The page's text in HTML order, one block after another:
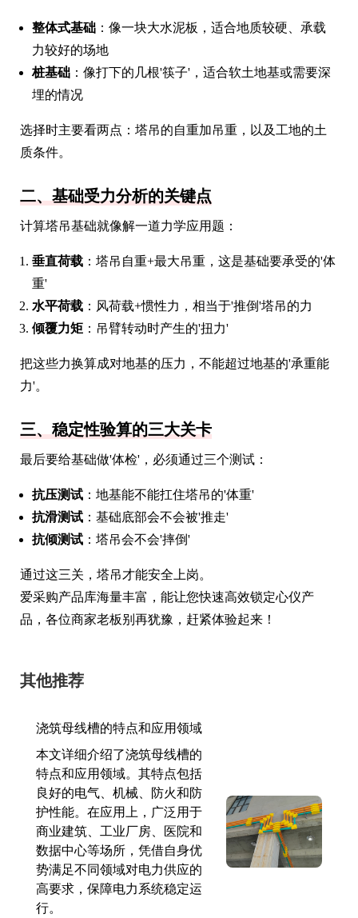
整体式基础 ：像一块大水泥板，适合地质较硬、承载
力较好的场地
桩基础 ：像打下的几根'筷子'，适合软土地基或需要深
埋的情况
选择时主要看两点：塔吊的自重加吊重，以及工地的土
质条件。
二、基础受力分析的关键点
计算塔吊基础就像解一道力学应用题：
垂直荷载 ：塔吊自重+最大吊重，这是基础要承受的'体
重'
水平荷载 ：风荷载+惯性力，相当于'推倒'塔吊的力
倾覆力矩 ：吊臂转动时产生的'扭力'
把这些力换算成对地基的压力，不能超过地基的'承重能
力'。
三、稳定性验算的三大关卡
最后要给基础做'体检'，必须通过三个测试：
抗压测试 ：地基能不能扛住塔吊的'体重'
抗滑测试 ：基础底部会不会被'推走'
抗倾测试 ：塔吊会不会'摔倒'
通过这三关，塔吊才能安全上岗。
爱采购产品库海量丰富，能让您快速高效锁定心仪产
品，各位商家老板别再犹豫，赶紧体验起来！
其他推荐
浇筑母线槽的特点和应用领域
本文详细介绍了浇筑母线槽的
特点和应用领域。其特点包括
良好的电气、机械、防火和防
护性能。在应用上，广泛用于
商业建筑、工业厂房、医院和
数据中心等场所，凭借自身优
势满足不同领域对电力供应的
高要求，保障电力系统稳定运
行。